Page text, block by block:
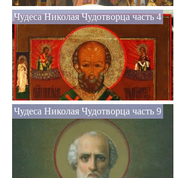
Чудеса Николая Чудотворца часть 4
Чудеса Николая Чудотворца часть 9